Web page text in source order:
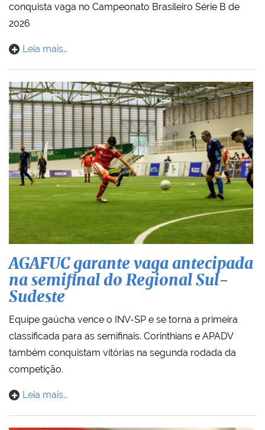
conquista vaga no Campeonato Brasileiro Série B de
2026
Leia mais…
AGAFUC garante vaga antecipada
na semifinal do Regional Sul-
Sudeste
Equipe gaúcha vence o INV-SP e se torna a primeira
classificada para as semifinais. Corinthians e APADV
também conquistam vitórias na segunda rodada da
competição.
Leia mais…